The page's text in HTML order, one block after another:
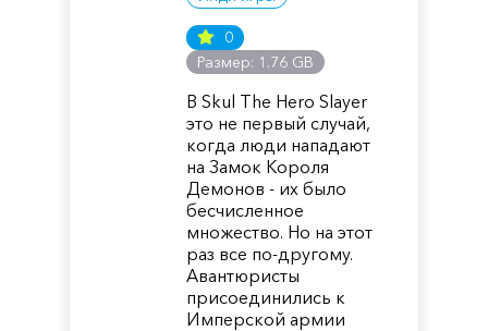
0
Размер: 1.76 GB
В Skul The Hero Slayer
это не первый случай,
когда люди нападают
на Замок Короля
Демонов - их было
бесчисленное
множество. Но на этот
раз все по-другому.
Авантюристы
присоединились к
Имперской армии